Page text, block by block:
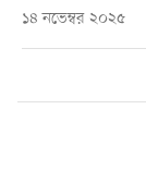
১৪ নভেম্বর ২০২৫